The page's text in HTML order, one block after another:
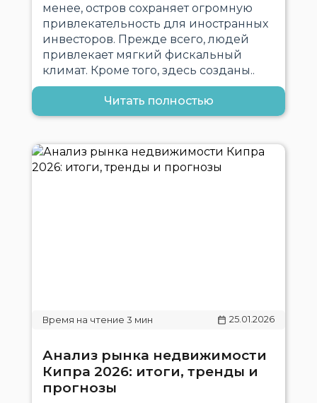
менее, остров сохраняет огромную
привлекательность для иностранных
инвесторов. Прежде всего, людей
привлекает мягкий фискальный
климат. Кроме того, здесь созданы..
Читать полностью
25.01.2026
Анализ рынка недвижимости
Кипра 2026: итоги, тренды и
прогнозы